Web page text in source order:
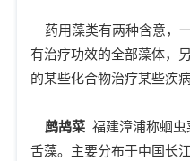
药用藻类有两种含意，
有治疗功效的全部藻体，
的某些化合物治疗某些疾
鹧鸪菜 福建漳浦称蛔
舌藻。主要分布于中国长